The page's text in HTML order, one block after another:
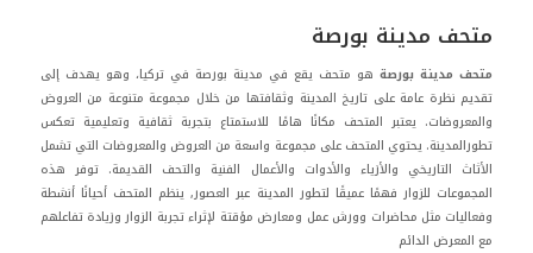
متحف مدينة بورصة
متحف مدينة بورصةهو متحف يقع في مدينة بورصة في تركيا، وهو يهدف إلى
تقديم نظرة عامة على تاريخ المدينة وثقافتها من خلال مجموعة متنوعة من العروض
والمعروضات. يعتبر المتحف مكانًا هامًا للاستمتاع بتجربة ثقافية وتعليمية تعكس
تطورالمدينة. يحتوي المتحف على مجموعة واسعة من العروض والمعروضات التي تشمل
الأثاث التاريخي والأزياء والأدوات والأعمال الفنية والتحف القديمة. توفر هذه
المجموعات للزوار فهمًا عميقًا لتطور المدينة عبر العصور, ينظم المتحف أحيانًا أنشطة
وفعاليات مثل محاضرات وورش عمل ومعارض مؤقتة لإثراء تجربة الزوار وزيادة تفاعلهم
مع المعرض الدائم